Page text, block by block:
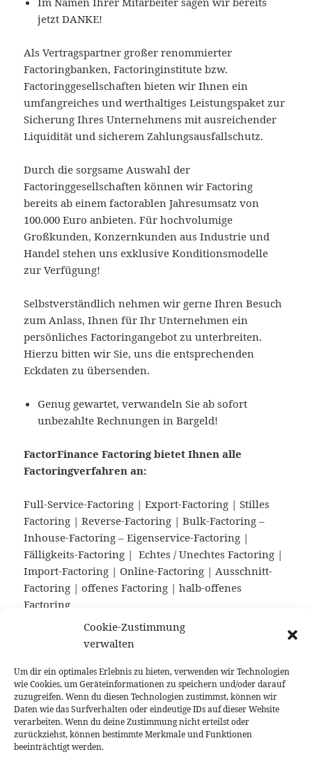
Cookie-Zustimmung
verwalten
Um dir ein optimales Erlebnis zu bieten, verwenden wir Technologien
wie Cookies, um Geräteinformationen zu speichern und/oder darauf
zuzugreifen. Wenn du diesen Technologien zustimmst, können wir
Daten wie das Surfverhalten oder eindeutige IDs auf dieser Website
verarbeiten. Wenn du deine Zustimmung nicht erteilst oder
zurückziehst, können bestimmte Merkmale und Funktionen
beeinträchtigt werden.
jetzt DANKE!
Als Vertragspartner großer renommierter
Factoringbanken, Factoringinstitute bzw.
Factoringgesellschaften bieten wir Ihnen ein
umfangreiches und werthaltiges Leistungspaket zur
Sicherung Ihres Unternehmens mit ausreichender
Liquidität und sicherem Zahlungsausfallschutz.
Durch die sorgsame Auswahl der
Factoringgesellschaften können wir Factoring
bereits ab einem factorablen Jahresumsatz von
100.000 Euro anbieten. Für hochvolumige
Großkunden, Konzernkunden aus Industrie und
Handel stehen uns exklusive Konditionsmodelle
zur Verfügung!
Selbstverständlich nehmen wir gerne Ihren Besuch
zum Anlass, Ihnen für Ihr Unternehmen ein
persönliches Factoringangebot zu unterbreiten.
Hierzu bitten wir Sie, uns die entsprechenden
Eckdaten zu übersenden.
Genug gewartet, verwandeln Sie ab sofort
unbezahlte Rechnungen in Bargeld!
FactorFinance Factoring bietet Ihnen alle
Factoringverfahren an:
Full-Service-Factoring | Export-Factoring | Stilles
Factoring | Reverse-Factoring | Bulk-Factoring –
Inhouse-Factoring – Eigenservice-Factoring |
Fälligkeits-Factoring | Echtes / Unechtes Factoring |
Import-Factoring | Online-Factoring | Ausschnitt-
Factoring | offenes Factoring | halb-offenes
Factoring
Unsere Vergütung:
Die Vergütung der FactorFinance Factoring für den
vermittelten und betreuten Factoringvertrag ist
Bestandteil der Factoringprämie und wird von dem
jeweiligen Factoringanbieter vergütet. Der
Auftraggeber schuldet somit FactorFinance
Factoring keine zusätzliche Vergütung!